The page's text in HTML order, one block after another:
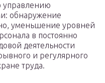
управлению
обнаружение
уменьшение уровней
в постоянно
деятельности
и регулярного
труда.